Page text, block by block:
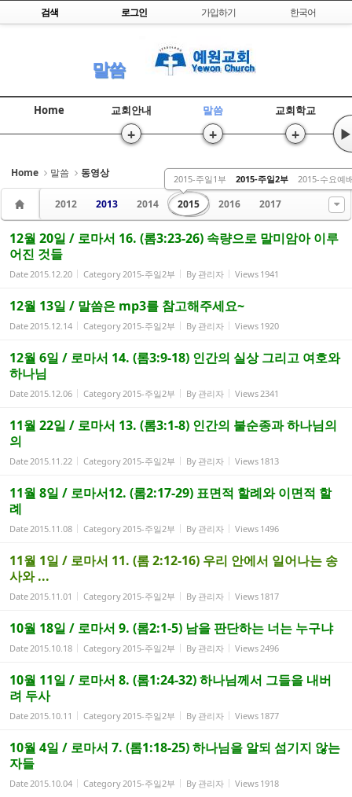
Skip to content
검색 로그인 가입하기 한국어
말씀
Home 교회안내
+
말씀
+
교회학교
+ ▶
Home 말씀 동영상
2012 2013 2014 2015
2015-주일1부 2015-주일2부 2015-수요예
2016 2017
12월 20일 / 로마서 16. (롬3:23-26) 속량으로 말미암아 이루
어진 것들
Date2015.12.20 Category2015-주일2부 By 관리자 Views 1941
12월 13일 / 말씀은 mp3를 참고해주세요~
Date2015.12.14 Category2015-주일2부 By 관리자 Views 1920
12월 6일 / 로마서 14. (롬3:9-18) 인간의 실상 그리고 여호와
하나님
Date2015.12.06 Category2015-주일2부 By 관리자 Views2341
11월 22일 / 로마서 13. (롬3:1-8) 인간의 불순종과 하나님의
의
Date2015.11.22 Category2015-주일2부 By 관리자 Views 1813
11월 8일 / 로마서12. (롬2:17-29) 표면적 할례와 이면적 할
례
Date2015.11.08 Category2015-주일2부 By 관리자 Views 1496
11월 1일 / 로마서 11. (롬 2:12-16) 우리 안에서 일어나는 송
사와 ...
Date2015.11.01 Category2015-주일2부 By 관리자 Views 1817
10월 18일 / 로마서 9. (롬2:1-5) 남을 판단하는 너는 누구냐
Date2015.10.18 Category2015-주일2부 By 관리자 Views2496
10월 11일 / 로마서 8. (롬1:24-32) 하나님께서 그들을 내버
려 두사
Date2015.10.11 Category2015-주일2부 By 관리자 Views 1877
10월 4일 / 로마서 7. (롬1:18-25) 하나님을 알되 섬기지 않는
자들
Date2015.10.04 Category2015-주일2부 By 관리자 Views 1918
Sketchbook5, 스케치북5
Sketchbook5, 스케치북5